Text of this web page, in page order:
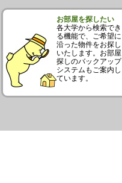
お部屋を探したい
各大学から検索でき
る機能で、ご希望に
沿った物件をお探し
いたします。お部屋
探しのバックアップ
システムもご案内し
ています。